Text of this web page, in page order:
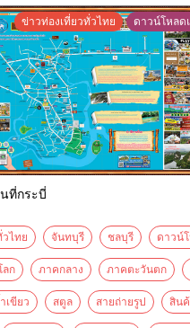
ข่าวท่องเที่ยวทั่วไทย ดาวน์โหลด
ที่กระบี่
ไทย จันทบุรี ชลบุรี ดาวน์
ก ภาคกลาง ภาคตะวันตก
เขียว สตูล สายถ่ายรูป สิน